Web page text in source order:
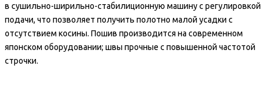
в сушильно-ширильно-стабилиционную машину с регулировкой
подачи, что позволяет получить полотно малой усадки с
отсутствием косины. Пошив производится на современном
японском оборудовании; швы прочные с повышенной частотой
строчки.